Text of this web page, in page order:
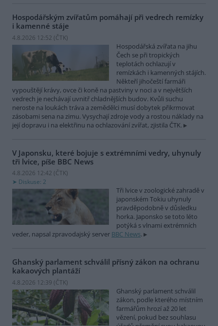
Hospodářským zvířatům pomáhají při vedrech remízky
i kamenné stáje
4.8.2026 12:52 (ČTK)
Hospodářská zvířata na jihu
Čech se při tropických
teplotách ochlazují v
remízkách i kamenných stájích.
Někteří jihočeští farmáři
vypouštějí krávy, ovce či koně na pastviny v noci a v největších
vedrech je nechávají uvnitř chladnějších budov. Kvůli suchu
neroste na loukách tráva a zemědělci musí dobytek přikrmovat
zásobami sena na zimu. Vysychají zdroje vody a rostou náklady na
její dopravu i na elektřinu na ochlazování zvířat, zjistila ČTK.
V Japonsku, které bojuje s extrémními vedry, uhynuly
tři lvice, píše BBC News
4.8.2026 12:42 (ČTK)
Diskuse: 2
Tři lvice v zoologické zahradě v
japonském Tokiu uhynuly
pravděpodobně v důsledku
horka. Japonsko se toto léto
potýká s vlnami extrémních
veder, napsal zpravodajský server BBC News.
Ghanský parlament schválil přísný zákon na ochranu
kakaových plantáží
4.8.2026 12:39 (ČTK)
Ghanský parlament schválil
zákon, podle kterého místním
farmářům hrozí až 20 let
vězení, pokud bez souhlasu